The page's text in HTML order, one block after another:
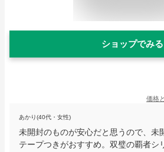
ショップでみる
価格
あかり(40代・女性)
未開封のものが安心だと思うので、未
テープつきがおすすめ。双璧の覇者シ